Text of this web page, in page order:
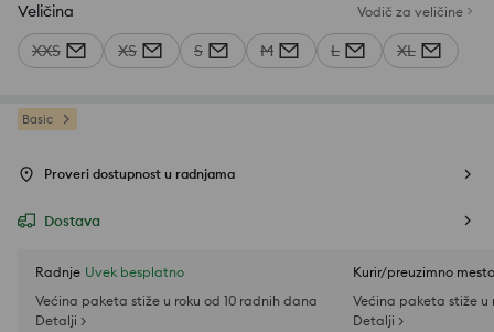
Veličina Vodič za veličine
XXS XS S M L XL
Basic
Proveri dostupnost u radnjama
Dostava
Radnje Uvek besplatno
Većina paketa stiže u roku od 10 radnih dana
Detalji >
Kurir/preuzimno mesto
Većina paketa stiže u
Detalji >